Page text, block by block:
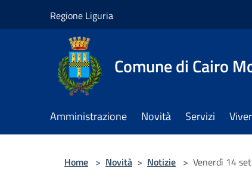
Regione Liguria
Comune di Cairo
Amministrazione Novità Servizi
Home > Novità > Notizie > Venerdì 14